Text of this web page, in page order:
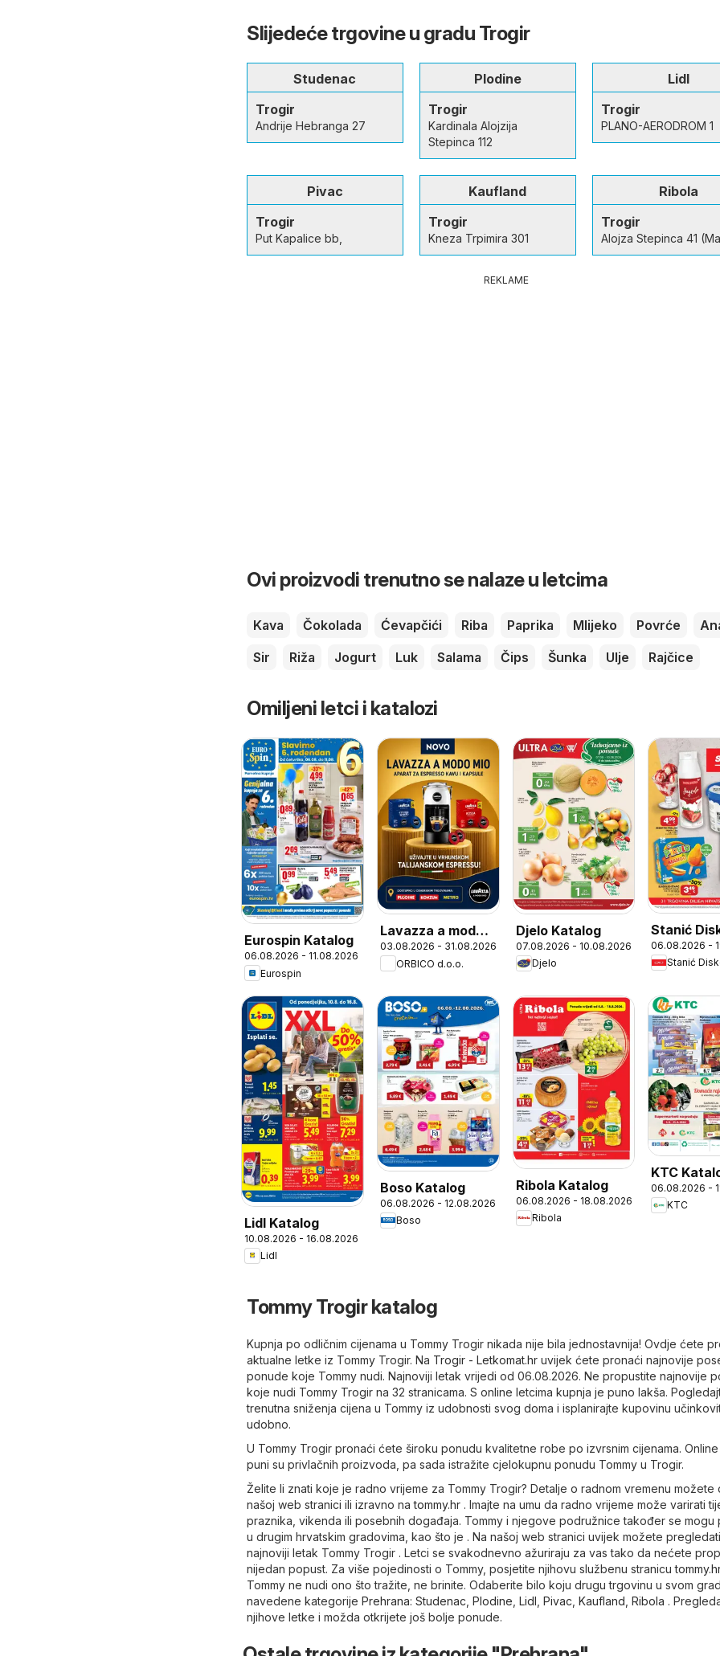
Slijedeće trgovine u gradu Trogir
Studenac
Trogir
Andrije Hebranga 27
Plodine
Trogir
Kardinala Alojzija
Stepinca 112
Lidl
Trogir
PLANO-AERODROM 1
Pivac
Trogir
Put Kapalice bb,
Kaufland
Trogir
Kneza Trpimira 301
Ribola
Trogir
Alojza Stepinca 41
REKLAME
Ovi proizvodi trenutno se nalaze u letcima
Kava Čokolada Ćevapčići Riba Paprika Mlijeko Povrće
Sir
Riža Jogurt Luk Salama Čips Šunka Ulje Rajčice
Omiljeni letci i katalozi
Eurospin Katalog
06.08.2026 - 11.08.2026
Eurospin
Lavazza a modo
mio
03.08.2026 - 31.08.2026
ORBICO d.o.o.
Djelo Katalog
07.08.2026 - 10.08.2026
Djelo
Stanić
Katalog
06.08.2026 -
Stanić
Lidl Katalog
10.08.2026 - 16.08.2026
Lidl
Boso Katalog
06.08.2026 - 12.08.2026
Boso
Ribola Katalog
06.08.2026 - 18.08.2026
Ribola
KTC
06.08.2026 -
KTC
Tommy Trogir katalog
Kupnja po odličnim cijenama u Tommy Trogir nikada nije bila jednostavnija! Ovdje ćete
aktualne letke iz Tommy Trogir. Na Trogir - Letkomat.hr uvijek ćete pronaći najnovije
ponude koje Tommy nudi. Najnoviji letak vrijedi od 06.08.2026. Ne propustite najnovije
koje nudi Tommy Trogir na 32 stranicama. S online letcima kupnja je puno lakša.
trenutna sniženja cijena u Tommy iz udobnosti svog doma i isplanirajte kupovinu
udobno.
U Tommy Trogir pronaći ćete široku ponudu kvalitetne robe po izvrsnim cijenama.
puni su privlačnih proizvoda, pa sada istražite cjelokupnu ponudu Tommy u Trogir.
Želite li znati koje je radno vrijeme za Tommy Trogir? Detalje o radnom vremenu možete
našoj web stranici ili izravno natommy.hr . Imajte na umu da radno vrijeme može varirati
praznika, vikenda ili posebnih događaja. Tommy i njegove podružnice također se mogu
u drugim hrvatskim gradovima, kao što je . Na našoj web stranici uvijek možete pregledati
najnoviji letak Tommy Trogir . Letci se svakodnevno ažuriraju za vas tako da nećete
nijedan popust. Za više pojedinosti o Tommy, posjetite njihovu službenu stranicu
Tommy ne nudi ono što tražite, ne brinite. Odaberite bilo koju drugu trgovinu u svom
navedene kategorije Prehrana: Studenac Plodine Lidl Pivac Kaufland Ribola .
njihove letke i možda otkrijete još bolje ponude.